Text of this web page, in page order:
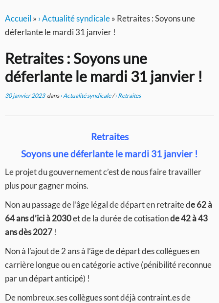
Accueil » › Actualité syndicale» Retraites : Soyons une
déferlante le mardi 31 janvier !
Retraites : Soyons une
déferlante le mardi 31 janvier !
30 janvier 2023dans› Actualité syndicale/› Retraites
Retraites
Soyons une déferlante le mardi 31 janvier !
Le projet du gouvernement c’est de nous faire travailler
plus pour gagner moins.
Non au passage de l’âge légal de départ en retraite de 62 à
64 ans d’ici à 2030et de la durée de cotisationde 42 à 43
ans dès 2027 !
Non à l’ajout de 2 ans à l’âge de départ des collègues en
carrière longue ou en catégorie active (pénibilité reconnue
par un départ anticipé) !
De nombreux.ses collègues sont déjà contraint.es de